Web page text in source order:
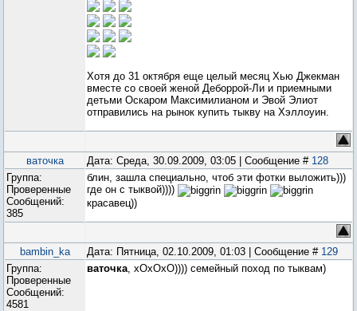
Хотя до 31 октября еще целый месяц Хью Джекман
вместе со своей женой Деборрой-Ли и приемными
детьми Оскаром Максимилианом и Эвой Элиот
отправились на рынок купить тыкву на Хэллоуин.
ваточка Дата: Среда, 30.09.2009, 03:05 | Сообщение # 128
Группа:
Проверенные
Сообщений:
385
блин, зашла специально, чтоб эти фотки выложить)))
где он с тыквой))))
красавец))
bambin_ka Дата: Пятница, 02.10.2009, 01:03 | Сообщение # 129
Группа:
Проверенные
Сообщений:
4581
ваточка, хОхОхО)))) семейный поход по тыквам)